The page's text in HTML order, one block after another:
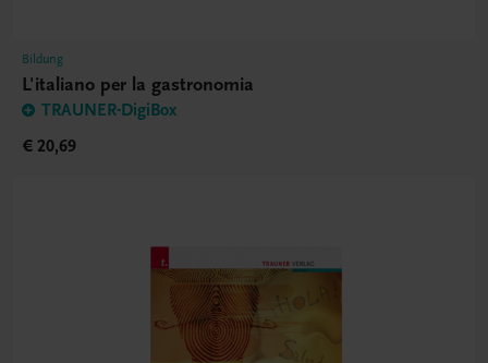
Bildung
L'italiano per la gastronomia
TRAUNER-DigiBox
€ 20,69